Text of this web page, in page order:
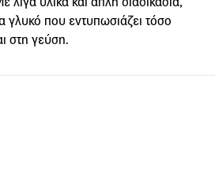
γλυκό που εντυπωσιάζει τόσο
στη γεύση.